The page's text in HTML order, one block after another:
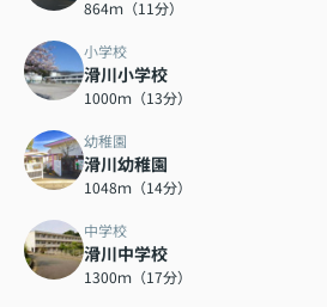
864ｍ（11分）
小学校
滑川小学校
1000ｍ（13分）
幼稚園
滑川幼稚園
1048ｍ（14分）
中学校
滑川中学校
1300ｍ（17分）